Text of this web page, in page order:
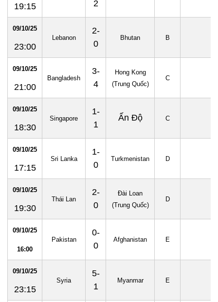
19:15 2
09/10/25
23:00
Lebanon
2-
0
Bhutan B
09/10/25
21:00
Bangladesh
3-
4
Hong Kong
(Trung Quốc)
C
09/10/25
18:30
Singapore
1-
1
Ấn Độ C
09/10/25
17:15
Sri Lanka
1-
0
Turkmenistan D
09/10/25
19:30
Thái Lan
2-
0
Đài Loan
(Trung Quốc)
D
09/10/25
16:00
Pakistan
0-
0
Afghanistan E
09/10/25
23:15
Syria
5-
1
Myanmar E